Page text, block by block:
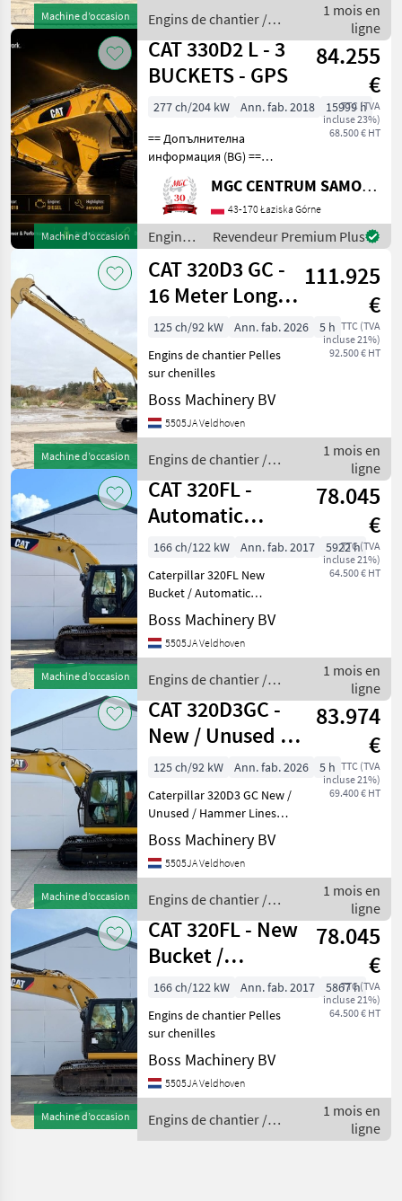
Machine d’occasion
Veldhoven, Netherlands
Certificate: CE
Engins de chantier /
CAT
1 mois en
ligne
Machine d’occasion
CAT 330D2 L - 3
BUCKETS - GPS
84.255
€
TTC (TVA
incluse 23%)
68.500 € HT
277 ch/204 kW Ann. fab. 2018
15999 h
== Допълнителна
информация (BG) ==
Оторизиран дилър на
SUBARU в Лазиска Горне
предлага за продажба
верижен багер CAT
330D2L, произведен в
Япония, с комплект от тр
MGC CENTRUM SAMOCHODOW DOSTAWCZYCH
43-170 Łaziska Górne
Engins
de
chantier
/ CAT
Revendeur Premium Plus
Machine d’occasion
CAT 320D3 GC -
16 Meter Long
Reach / New /
Unused
111.925
€
TTC (TVA
incluse 21%)
92.500 € HT
125 ch/92 kW Ann. fab. 2026
5 h
Engins de chantier Pelles
sur chenilles
Boss Machinery BV
5505JA Veldhoven
Engins de chantier /
CAT
1 mois en
ligne
Machine d’occasion
CAT 320FL -
Automatic
Greasing /
Camera
78.045
€
TTC (TVA
incluse 21%)
64.500 € HT
166 ch/122 kW Ann. fab. 2017
5922 h
Caterpillar 320FL New
Bucket / Automatic
Greasing / Camera Year:
2017 Reference number:
BM007606 Hours: 5.922
Veldhoven, Netherlands
Certificate
Boss Machinery BV
5505JA Veldhoven
Engins de chantier /
CAT
1 mois en
ligne
Machine d’occasion
CAT 320D3GC -
New / Unused /
Hammer Lines
83.974
€
TTC (TVA
incluse 21%)
69.400 € HT
125 ch/92 kW Ann. fab. 2026
5 h
Caterpillar 320D3 GC New /
Unused / Hammer Lines
Year: 2026 Reference
number: BM006595 Hours: 5
Type 320D3 GC *2026
Veldhoven, Netherlands
Certifica
Boss Machinery BV
5505JA Veldhoven
Engins de chantier /
CAT
1 mois en
ligne
Machine d’occasion
CAT 320FL - New
Bucket /
Hammer Lines /
Camera
78.045
€
TTC (TVA
incluse 21%)
64.500 € HT
166 ch/122 kW Ann. fab. 2017
5867 h
Engins de chantier Pelles
sur chenilles
Boss Machinery BV
5505JA Veldhoven
Engins de chantier /
CAT
1 mois en
ligne